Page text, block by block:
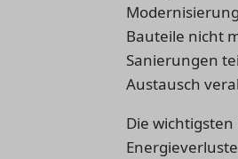
Bauteile nicht
Sanierungen
Austausch
Die wichtigsten